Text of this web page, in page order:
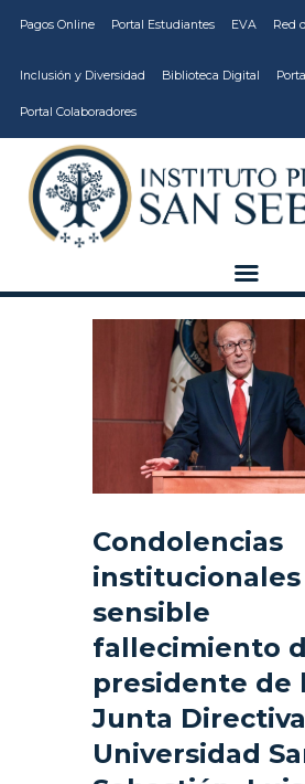
Pagos Online Portal Estudiantes EVA Red
Inclusión y Diversidad Biblioteca Digital
Portal Colaboradores
CARRERAS
VIDA ESTUDIANTIL
INSTITUCIÓN
VCM
EDUCACIÓN
CONTINUA
Condolencias
sensible
fallecimiento
presidente de
Junta
Universidad